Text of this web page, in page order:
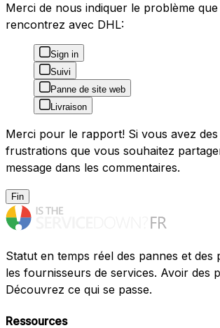
Merci de nous indiquer le problème
rencontrez avec DHL:
Sign in
Suivi
Panne de site web
Livraison
Merci pour le rapport! Si vous avez
frustrations que vous souhaitez
message dans les commentaires.
Fin
Statut en temps réel des pannes et des
les fournisseurs de services. Avoir des
Découvrez ce qui se passe.
Ressources